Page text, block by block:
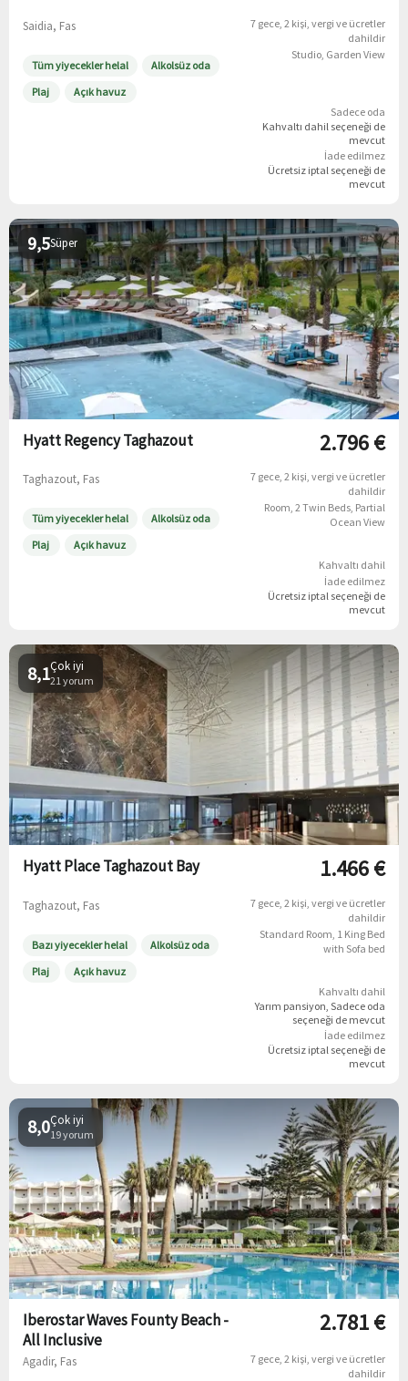
Saidia, Fas
Tüm yiyecekler helal
Alkolsüz oda
Plaj
Açık havuz
7 gece 2 kişi vergi ve ücretler
dahildir
Studio, Garden View
Sadece oda
Kahvaltı dahil seçeneği de
mevcut
İade edilmez
Ücretsiz iptal seçeneği de
mevcut
Süper
9,5
Hyatt Regency Taghazout
Taghazout, Fas
Tüm yiyecekler helal
Alkolsüz oda
Plaj
Açık havuz
2.796 €
7 gece 2 kişi vergi ve ücretler
dahildir
Room, 2 Twin Beds, Partial
Ocean View
Kahvaltı dahil
İade edilmez
Ücretsiz iptal seçeneği de
mevcut
Çok iyi
21 yorum
8,1
Hyatt Place Taghazout Bay
Taghazout, Fas
Bazı yiyecekler helal
Alkolsüz oda
Plaj
Açık havuz
1.466 €
7 gece 2 kişi vergi ve ücretler
dahildir
Standard Room, 1 King Bed
with Sofa bed
Kahvaltı dahil
Yarım pansiyon Sadece oda
seçeneği de mevcut
İade edilmez
Ücretsiz iptal seçeneği de
mevcut
Çok iyi
19 yorum
8,0
Iberostar Waves Founty Beach -
All Inclusive
Agadir, Fas
2.781 €
7 gece 2 kişi vergi ve ücretler
dahildir